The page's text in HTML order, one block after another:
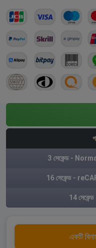
3 সেকেন্ড -
16 সেকেন্ড -
14
একটি